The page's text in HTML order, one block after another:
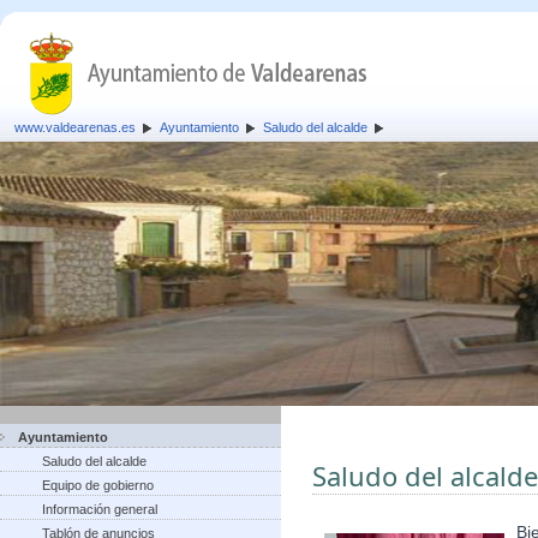
www.valdearenas.es Ayuntamiento Saludo del alcalde
Ayuntamiento
Saludo del alcalde
Equipo de gobierno
Información general
Tablón de anuncios
Saludo del alcalde